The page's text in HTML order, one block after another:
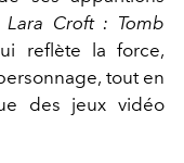
Lara Croft : Tomb
reflète la force,
tout en
des jeux vidéo